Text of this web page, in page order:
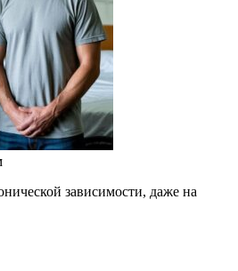
зависимости, даже на